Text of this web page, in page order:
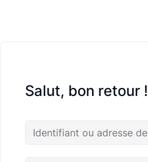
Salut, bon retour !